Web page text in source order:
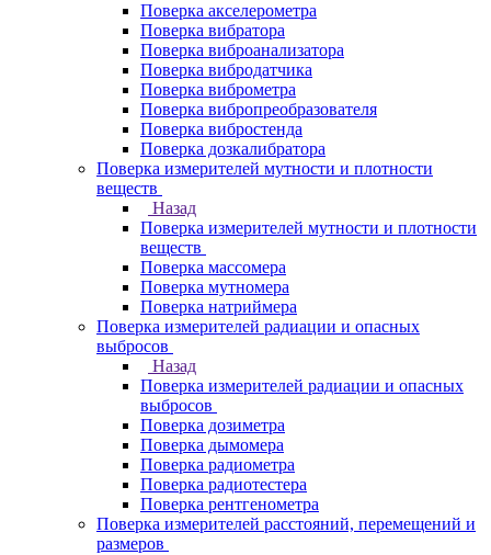
Поверка акселерометра
Поверка вибратора
Поверка виброанализатора
Поверка вибродатчика
Поверка виброметра
Поверка вибропреобразователя
Поверка вибростенда
Поверка дозкалибратора
Поверка измерителей мутности и плотности
веществ
Назад
Поверка измерителей мутности и плотности
веществ
Поверка массомера
Поверка мутномера
Поверка натриймера
Поверка измерителей радиации и опасных
выбросов
Назад
Поверка измерителей радиации и опасных
выбросов
Поверка дозиметра
Поверка дымомера
Поверка радиометра
Поверка радиотестера
Поверка рентгенометра
Поверка измерителей расстояний, перемещений и
размеров